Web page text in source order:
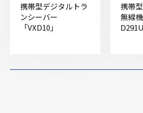
携帯型デジタルトラ
ンシーバー
「VXD10」
携帯
無線
D291U